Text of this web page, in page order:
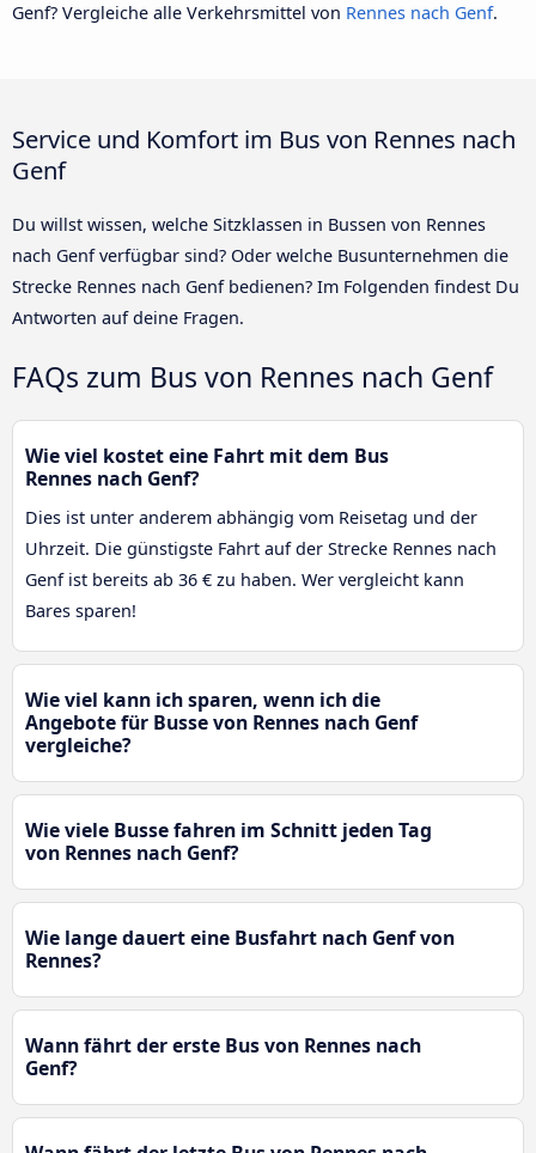
Genf? Vergleiche alle Verkehrsmittel von Rennes nach Genf.
Service und Komfort im Bus von Rennes nach
Genf
Du willst wissen, welche Sitzklassen in Bussen von Rennes
nach Genf verfügbar sind? Oder welche Busunternehmen die
Strecke Rennes nach Genf bedienen? Im Folgenden findest Du
Antworten auf deine Fragen.
FAQs zum Bus von Rennes nach Genf
Wie viel kostet eine Fahrt mit dem Bus
Rennes nach Genf?
Dies ist unter anderem abhängig vom Reisetag und der
Uhrzeit. Die günstigste Fahrt auf der Strecke Rennes nach
Genf ist bereits ab 36 € zu haben. Wer vergleicht kann
Bares sparen!
Wie viel kann ich sparen, wenn ich die
Angebote für Busse von Rennes nach Genf
vergleiche?
Wie viele Busse fahren im Schnitt jeden Tag
von Rennes nach Genf?
Wie lange dauert eine Busfahrt nach Genf von
Rennes?
Wann fährt der erste Bus von Rennes nach
Genf?